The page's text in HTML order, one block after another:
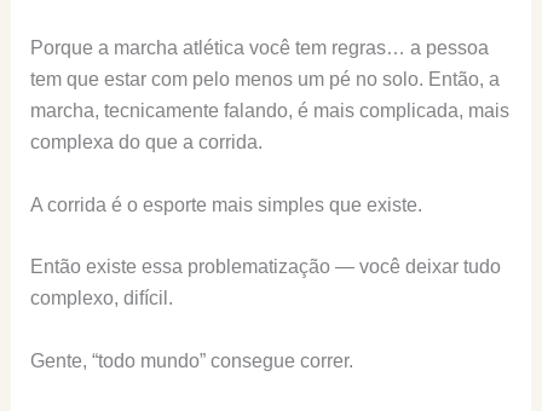
Porque a marcha atlética você tem regras… a pessoa
tem que estar com pelo menos um pé no solo. Então, a
marcha, tecnicamente falando, é mais complicada, mais
complexa do que a corrida.
A corrida é o esporte mais simples que existe.
Então existe essa problematização — você deixar tudo
complexo, difícil.
Gente, “todo mundo” consegue correr.